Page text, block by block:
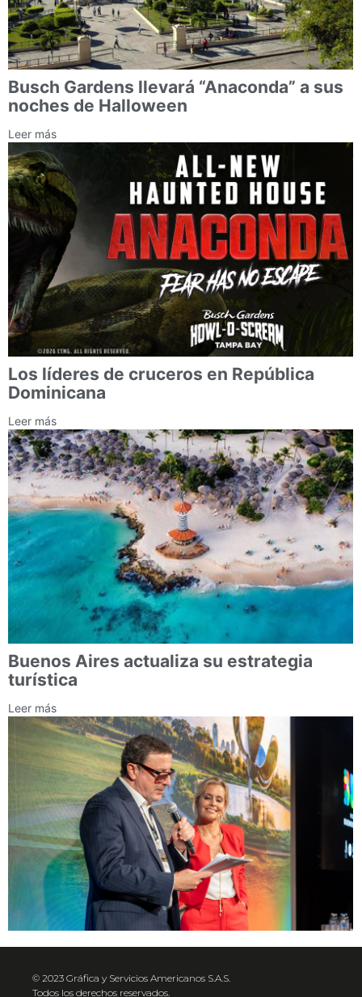
Busch Gardens llevará “Anaconda” a sus
noches de Halloween
Leer más
Los líderes de cruceros en República
Dominicana
Leer más
Buenos Aires actualiza su estrategia
turística
Leer más
© 2023 Gráfica y Servicios Americanos S.A.S.
Todos los derechos reservados.